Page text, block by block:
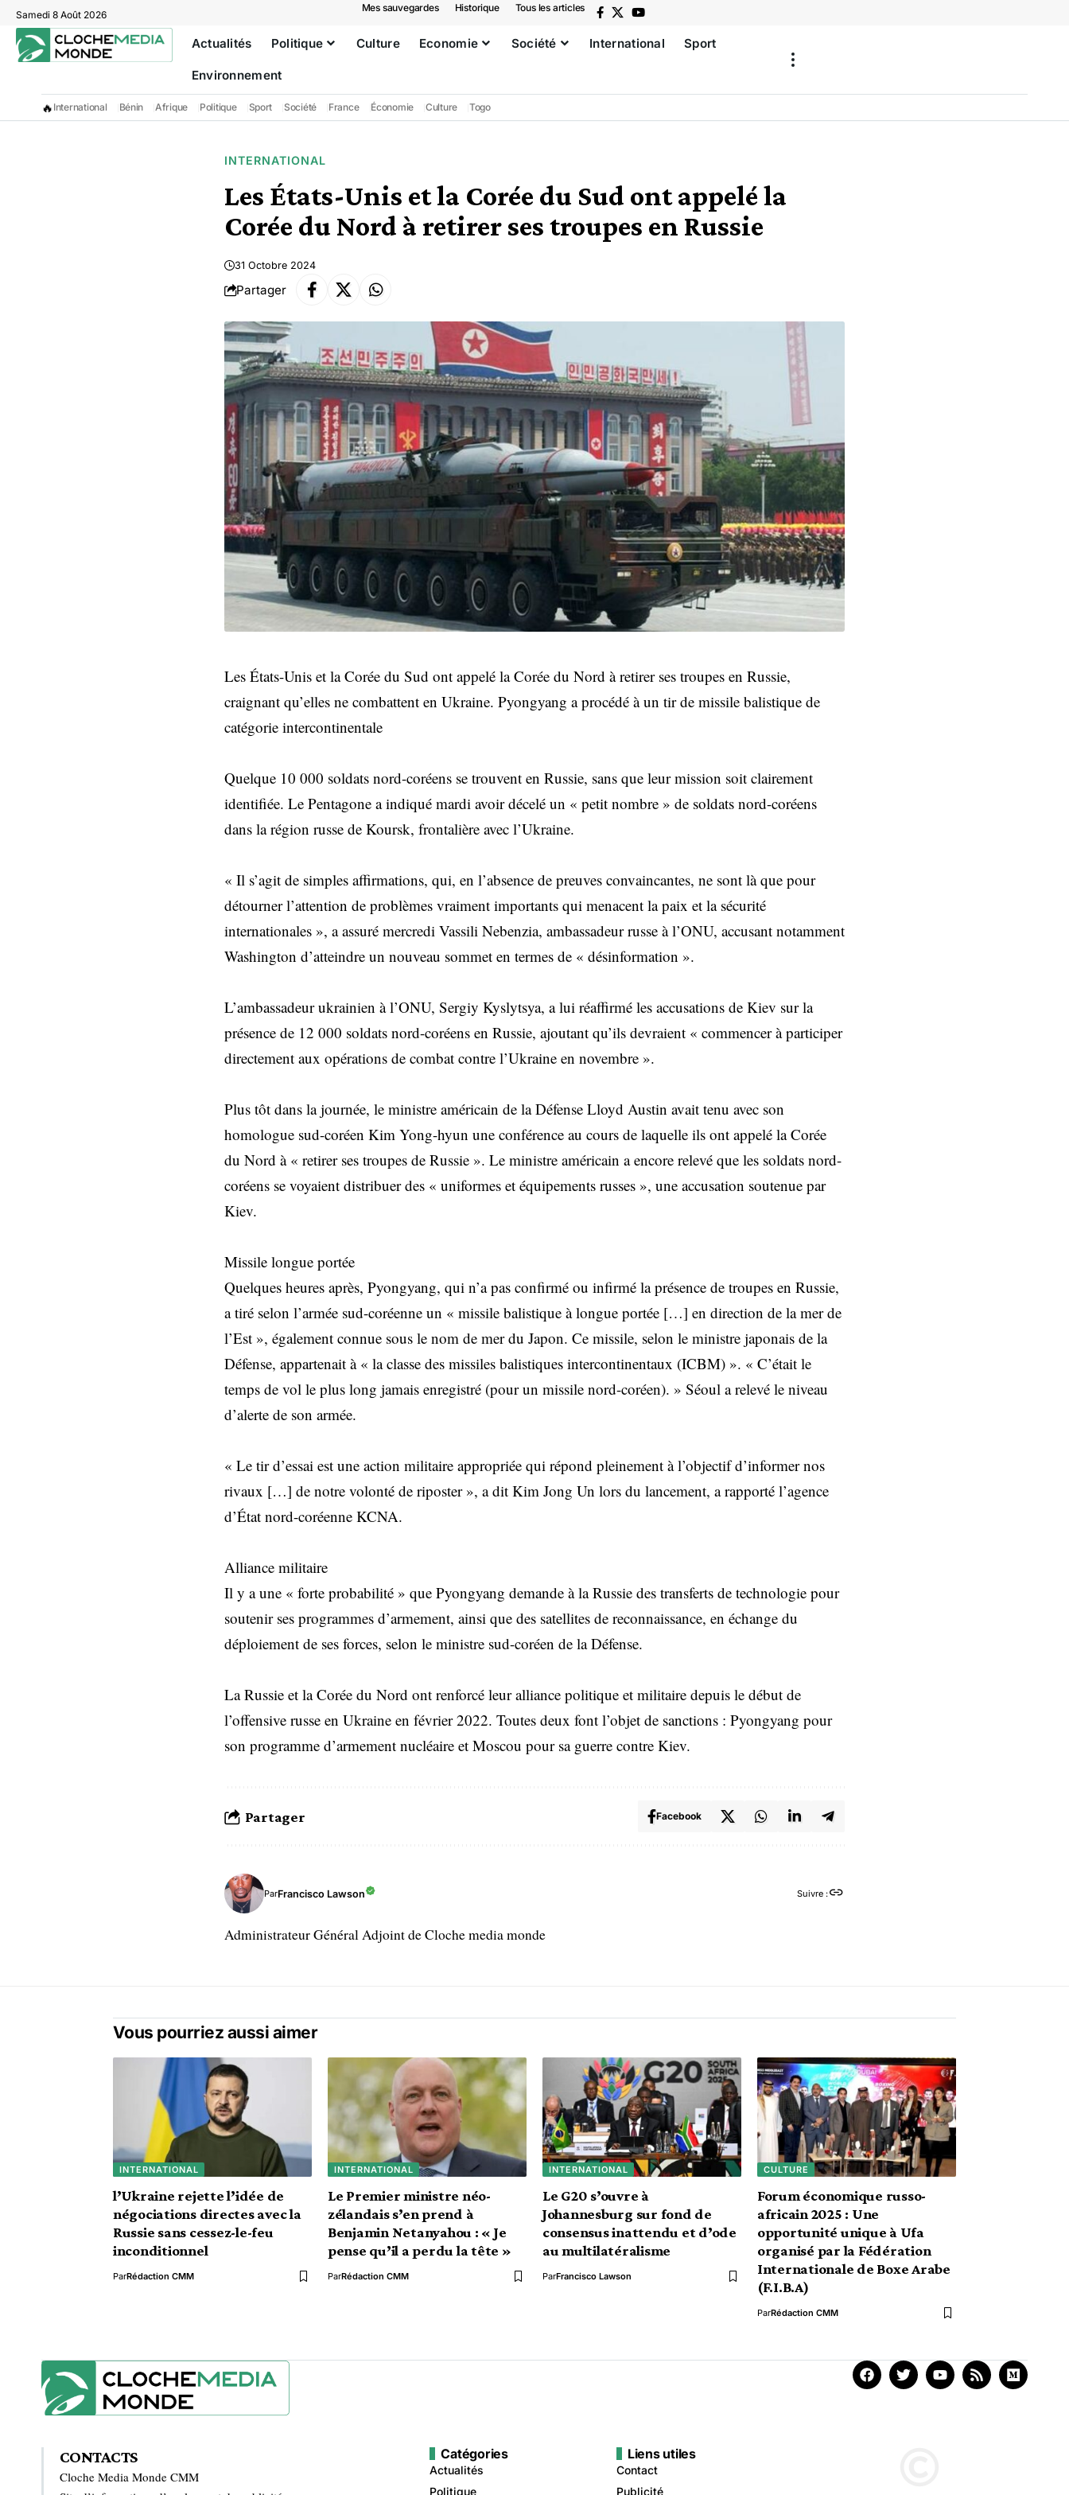
Samedi 8 Août 2026
Mes sauvegardes Historique Tous les articles
Actualités Politique Culture Economie Société International Sport
Environnement
🔥 International Bénin Afrique Politique Sport Société France Économie Culture Togo
INTERNATIONAL
Les États-Unis et la Corée du Sud ont appelé la
Corée du Nord à retirer ses troupes en Russie
31 Octobre 2024
Partager
Les États-Unis et la Corée du Sud ont appelé la Corée du Nord à retirer ses troupes en Russie,
craignant qu’elles ne combattent en Ukraine. Pyongyang a procédé à un tir de missile balistique de
catégorie intercontinentale
Quelque 10 000 soldats nord-coréens se trouvent en Russie, sans que leur mission soit clairement
identifiée. Le Pentagone a indiqué mardi avoir décelé un « petit nombre » de soldats nord-coréens
dans la région russe de Koursk, frontalière avec l’Ukraine.
« Il s’agit de simples affirmations, qui, en l’absence de preuves convaincantes, ne sont là que pour
détourner l’attention de problèmes vraiment importants qui menacent la paix et la sécurité
internationales », a assuré mercredi Vassili Nebenzia, ambassadeur russe à l’ONU, accusant notamment
Washington d’atteindre un nouveau sommet en termes de « désinformation ».
L’ambassadeur ukrainien à l’ONU, Sergiy Kyslytsya, a lui réaffirmé les accusations de Kiev sur la
présence de 12 000 soldats nord-coréens en Russie, ajoutant qu’ils devraient « commencer à participer
directement aux opérations de combat contre l’Ukraine en novembre ».
Plus tôt dans la journée, le ministre américain de la Défense Lloyd Austin avait tenu avec son
homologue sud-coréen Kim Yong-hyun une conférence au cours de laquelle ils ont appelé la Corée
du Nord à « retirer ses troupes de Russie ». Le ministre américain a encore relevé que les soldats nord-
coréens se voyaient distribuer des « uniformes et équipements russes », une accusation soutenue par
Kiev.
Missile longue portée
Quelques heures après, Pyongyang, qui n’a pas confirmé ou infirmé la présence de troupes en Russie,
a tiré selon l’armée sud-coréenne un « missile balistique à longue portée […] en direction de la mer de
l’Est », également connue sous le nom de mer du Japon. Ce missile, selon le ministre japonais de la
Défense, appartenait à « la classe des missiles balistiques intercontinentaux (ICBM) ». « C’était le
temps de vol le plus long jamais enregistré (pour un missile nord-coréen). » Séoul a relevé le niveau
d’alerte de son armée.
« Le tir d’essai est une action militaire appropriée qui répond pleinement à l’objectif d’informer nos
rivaux […] de notre volonté de riposter », a dit Kim Jong Un lors du lancement, a rapporté l’agence
d’État nord-coréenne KCNA.
Alliance militaire
Il y a une « forte probabilité » que Pyongyang demande à la Russie des transferts de technologie pour
soutenir ses programmes d’armement, ainsi que des satellites de reconnaissance, en échange du
déploiement de ses forces, selon le ministre sud-coréen de la Défense.
La Russie et la Corée du Nord ont renforcé leur alliance politique et militaire depuis le début de
l’offensive russe en Ukraine en février 2022. Toutes deux font l’objet de sanctions : Pyongyang pour
son programme d’armement nucléaire et Moscou pour sa guerre contre Kiev.
Partager Facebook
ParFrancisco Lawson Suivre :
Administrateur Général Adjoint de Cloche media monde
Vous pourriez aussi aimer
INTERNATIONAL
l’Ukraine rejette l’idée de
négociations directes avec la
Russie sans cessez-le-feu
inconditionnel
ParRédaction CMM
INTERNATIONAL
Le Premier ministre néo-
zélandais s’en prend à
Benjamin Netanyahou : « Je
pense qu’il a perdu la tête »
ParRédaction CMM
INTERNATIONAL
Le G20 s’ouvre à
Johannesburg sur fond de
consensus inattendu et d’ode
au multilatéralisme
ParFrancisco Lawson
CULTURE
Forum économique russo-
africain 2025 : Une
opportunité unique à Ufa
organisé par la Fédération
Internationale de Boxe Arabe
(F.I.B.A)
ParRédaction CMM
CONTACTS
Cloche Media Monde CMM
Catégories
Actualités
Politique
Liens utiles
Contact
Publicité